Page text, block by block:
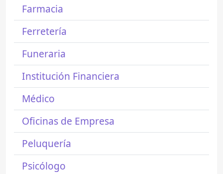
Farmacia
Ferretería
Funeraria
Institución Financiera
Médico
Oficinas de Empresa
Peluquería
Psicólogo